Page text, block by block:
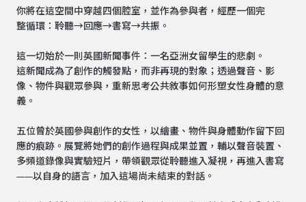
你將在這空間中穿越四個腔室，並作為參與者，經歷一個完
整循環：聆聽→回應→書寫→共振。
這一切始於一則英國新聞事件：一名亞洲女留學生的悲劇。
這新聞成為了創作的觸發點，而非再現的對象；透過聲音、影
像、物件與觀眾參與，重新思考公共敘事如何形塑女性身體的意
義。
五位曾於英國參與創作的女性，以繪畫、物件與身體動作留下回
應的痕跡。展覽將她們的創作過程與成果並置，輔以聲音裝置、
多頻道錄像與實驗短片，帶領觀眾從聆聽進入凝視，再進入書寫
——以自身的語言，加入這場尚未結束的對話。